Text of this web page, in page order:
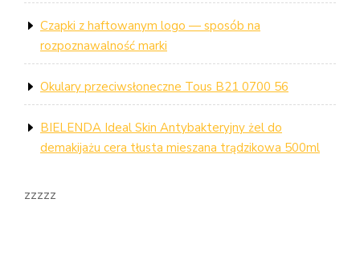
Czapki z haftowanym logo — sposób na
rozpoznawalność marki
Okulary przeciwsłoneczne Tous B21 0700 56
BIELENDA Ideal Skin Antybakteryjny żel do
demakijażu cera tłusta mieszana trądzikowa 500ml
zzzzz